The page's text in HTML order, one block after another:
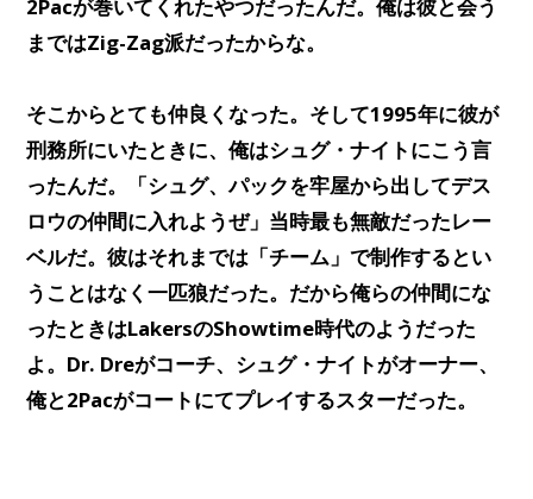
2Pacが巻いてくれたやつだったんだ。俺は彼と会う
まではZig-Zag派だったからな。
そこからとても仲良くなった。そして1995年に彼が
刑務所にいたときに、俺はシュグ・ナイトにこう言
ったんだ。「シュグ、パックを牢屋から出してデス
ロウの仲間に入れようぜ」当時最も無敵だったレー
ベルだ。彼はそれまでは「チーム」で制作するとい
うことはなく一匹狼だった。だから俺らの仲間にな
ったときはLakersのShowtime時代のようだった
よ。Dr. Dreがコーチ、シュグ・ナイトがオーナー、
俺と2Pacがコートにてプレイするスターだった。